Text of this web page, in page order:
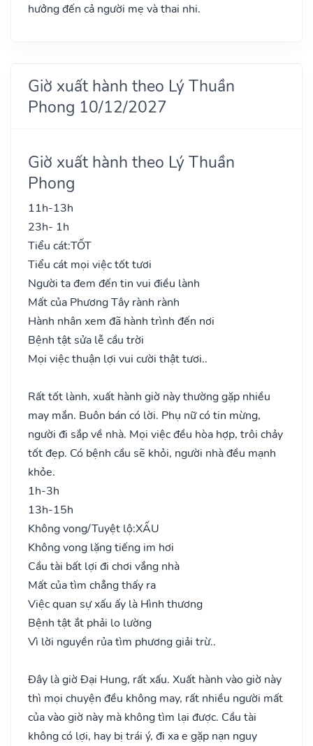
hưởng đến cả người mẹ và thai nhi.
Giờ xuất hành theo Lý Thuần
Phong 10/12/2027
Giờ xuất hành theo Lý Thuần
Phong
11h-13h
23h- 1h
Tiểu cát:TỐT
Tiểu cát mọi việc tốt tươi
Người ta đem đến tin vui điều lành
Mất của Phương Tây rành rành
Hành nhân xem đã hành trình đến nơi
Bệnh tật sửa lễ cầu trời
Mọi việc thuận lợi vui cười thật tươi..
Rất tốt lành, xuất hành giờ này thường gặp nhiều
may mắn. Buôn bán có lời. Phụ nữ có tin mừng,
người đi sắp về nhà. Mọi việc đều hòa hợp, trôi chảy
tốt đẹp. Có bệnh cầu sẽ khỏi, người nhà đều mạnh
khỏe.
1h-3h
13h-15h
Không vong/Tuyệt lộ:XẤU
Không vong lặng tiếng im hơi
Cầu tài bất lợi đi chơi vắng nhà
Mất của tìm chẳng thấy ra
Việc quan sự xấu ấy là Hình thương
Bệnh tật ắt phải lo lường
Vì lời nguyền rủa tìm phương giải trừ..
Đây là giờ Đại Hung, rất xấu. Xuất hành vào giờ này
thì mọi chuyện đều không may, rất nhiều người mất
của vào giờ này mà không tìm lại được. Cầu tài
không có lợi, hay bị trái ý, đi xa e gặp nạn nguy